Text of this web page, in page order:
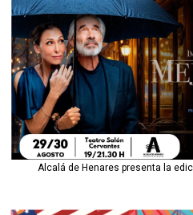
Alcalá de Henares presenta la